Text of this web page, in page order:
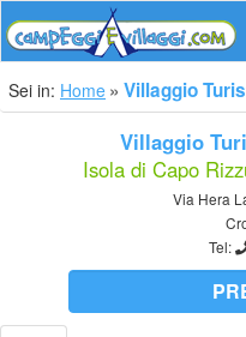
Sei in: Home Villaggio
Villaggio
Isola di Capo
Via Hera
Tel: